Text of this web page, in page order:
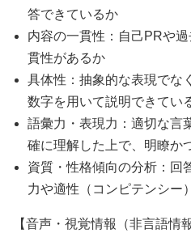
答できているか
内容の一貫性：自己PRや
貫性があるか
具体性：抽象的な表現でな
数字を用いて説明できてい
語彙力・表現力：適切な言
確に理解した上で、明瞭か
資質・性格傾向の分析：回
力や適性（コンピテンシー
【音声・視覚情報（非言語情